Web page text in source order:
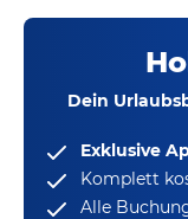
Dein
Exklusive
Komplett
Alle